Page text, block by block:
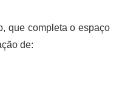
que completa o espaço
de: